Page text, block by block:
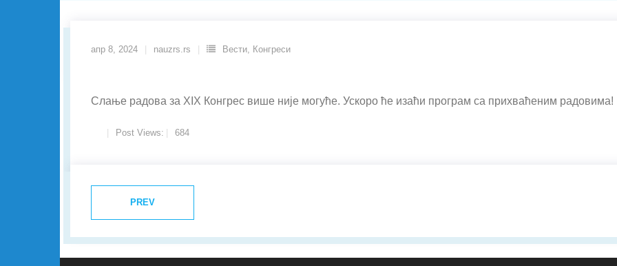
апр 8, 2024 nauzrs.rs Вести, Конгреси
Слање радова за XIX Конгрес више није могуће. Ускоро ће изаћи програм са прихваћеним радовима!
Post Views: 684
PREV